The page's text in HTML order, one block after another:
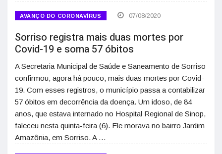
AVANÇO DO CORONAVÍRUS 07/08/2020
Sorriso registra mais duas mortes por
Covid-19 e soma 57 óbitos
A Secretaria Municipal de Saúde e Saneamento de Sorriso
confirmou, agora há pouco, mais duas mortes por Covid-
19. Com esses registros, o município passa a contabilizar
57 óbitos em decorrência da doença. Um idoso, de 84
anos, que estava internado no Hospital Regional de Sinop,
faleceu nesta quinta-feira (6). Ele morava no bairro Jardim
Amazônia, em Sorriso. A …